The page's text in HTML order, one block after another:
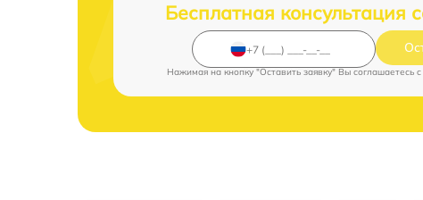
Бесплатная консультация
Нажимая на кнопку "Оставить заявку" Вы соглашаетесь c